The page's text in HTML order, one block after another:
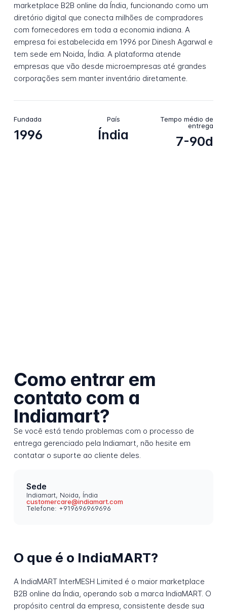
marketplace B2B online da Índia, funcionando como um
diretório digital que conecta milhões de compradores
com fornecedores em toda a economia indiana. A
empresa foi estabelecida em 1996 por Dinesh Agarwal e
tem sede em Noida, Índia. A plataforma atende
empresas que vão desde microempresas até grandes
corporações sem manter inventário diretamente.
Fundada
1996
País
Índia
Tempo médio de
entrega
7-90d
Como entrar em
contato com a
Indiamart?
Se você está tendo problemas com o processo de
entrega gerenciado pela Indiamart, não hesite em
contatar o suporte ao cliente deles.
Sede
Indiamart, Noida, Índia
customercare@indiamart.com
Telefone: +919696969696
O que é o IndiaMART?
A IndiaMART InterMESH Limited é o maior marketplace
B2B online da Índia, operando sob a marca IndiaMART. O
propósito central da empresa, consistente desde sua